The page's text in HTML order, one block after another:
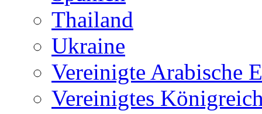
Thailand
Ukraine
Vereinigte Arabische
Vereinigtes